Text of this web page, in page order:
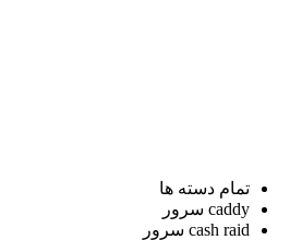
تمام دسته ها
caddy سرور
cash raid سرور